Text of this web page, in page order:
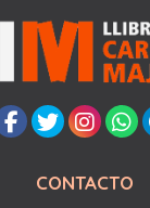
CONTACTO